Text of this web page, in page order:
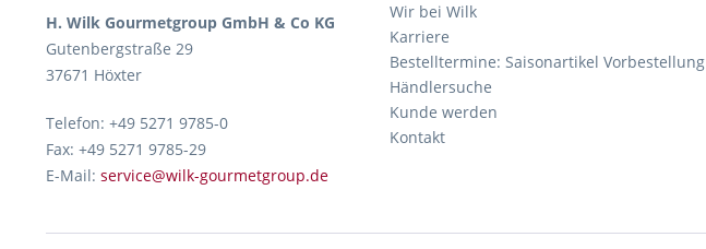
H. Wilk Gourmetgroup GmbH & Co KG
Gutenbergstraße 29
37671 Höxter
Telefon: +49 5271 9785-0
Fax: +49 5271 9785-29
E-Mail: service@wilk-gourmetgroup.de
Wir bei Wilk
Karriere
Bestelltermine: Saisonartikel Vorbestellung
Händlersuche
Kunde werden
Kontakt